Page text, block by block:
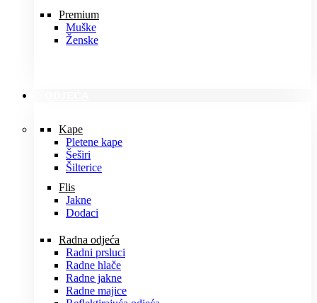
Premium
Muške
Ženske
Kape
Pletene kape
Šeširi
Šilterice
Flis
Jakne
Dodaci
Radna odjeća
Radni prsluci
Radne hlače
Radne jakne
Radne majice